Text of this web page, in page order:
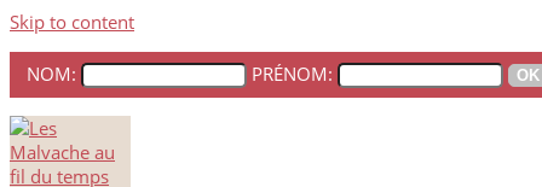
Skip to content
NOM: PRÉNOM: